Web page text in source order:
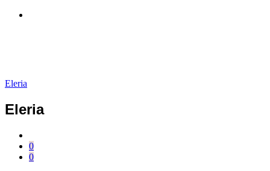
Eleria
Eleria
0
0